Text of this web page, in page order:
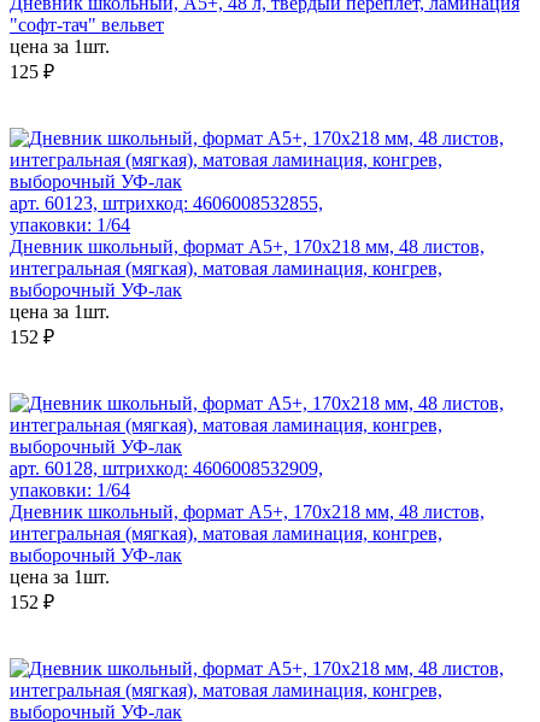
"софт-тач" вельвет
цена за 1шт.
125 ₽
арт. 60123, штрихкод: 4606008532855,
упаковки: 1/64
Дневник школьный, формат А5+, 170х218 мм, 48 листов,
интегральная (мягкая), матовая ламинация, конгрев,
выборочный УФ-лак
цена за 1шт.
152 ₽
арт. 60128, штрихкод: 4606008532909,
упаковки: 1/64
Дневник школьный, формат А5+, 170х218 мм, 48 листов,
интегральная (мягкая), матовая ламинация, конгрев,
выборочный УФ-лак
цена за 1шт.
152 ₽